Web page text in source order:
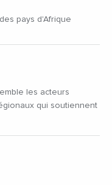
pays d'Afrique
les acteurs
qui soutiennent